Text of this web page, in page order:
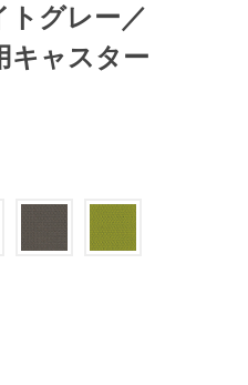
トグレー／
キャスター